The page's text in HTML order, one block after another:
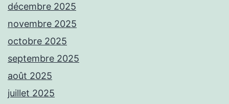
décembre 2025
novembre 2025
octobre 2025
septembre 2025
août 2025
juillet 2025